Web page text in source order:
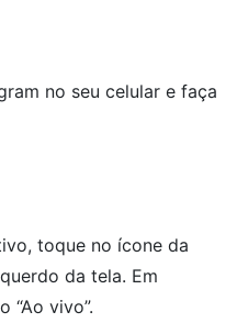
no seu celular e faça
toque no ícone da
da tela. Em
“Ao vivo”.